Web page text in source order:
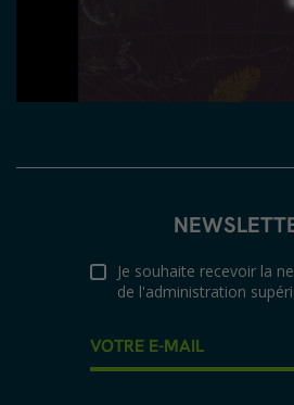
Je souhaite recevoir la
de l'administration